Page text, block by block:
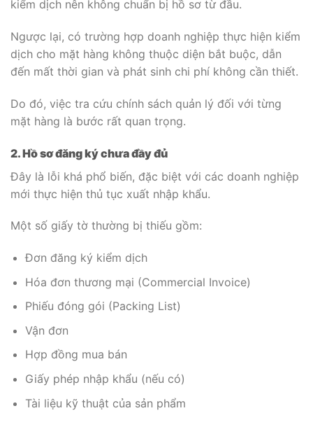
kiểm dịch nên không chuẩn bị hồ sơ từ đầu.
Ngược lại, có trường hợp doanh nghiệp thực hiện kiểm
dịch cho mặt hàng không thuộc diện bắt buộc, dẫn
đến mất thời gian và phát sinh chi phí không cần thiết.
Do đó, việc tra cứu chính sách quản lý đối với từng
mặt hàng là bước rất quan trọng.
2. Hồ sơ đăng ký chưa đầy đủ
Đây là lỗi khá phổ biến, đặc biệt với các doanh nghiệp
mới thực hiện thủ tục xuất nhập khẩu.
Một số giấy tờ thường bị thiếu gồm:
Đơn đăng ký kiểm dịch
Hóa đơn thương mại (Commercial Invoice)
Phiếu đóng gói (Packing List)
Vận đơn
Hợp đồng mua bán
Giấy phép nhập khẩu (nếu có)
Tài liệu kỹ thuật của sản phẩm